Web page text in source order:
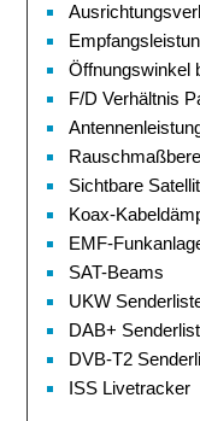
Öffnungswinkel
F/D Verhältnis
Sichtbare
Koax-
EMF-
SAT-Beams
UKW
DAB+
DVB-T2
ISS Livetracker